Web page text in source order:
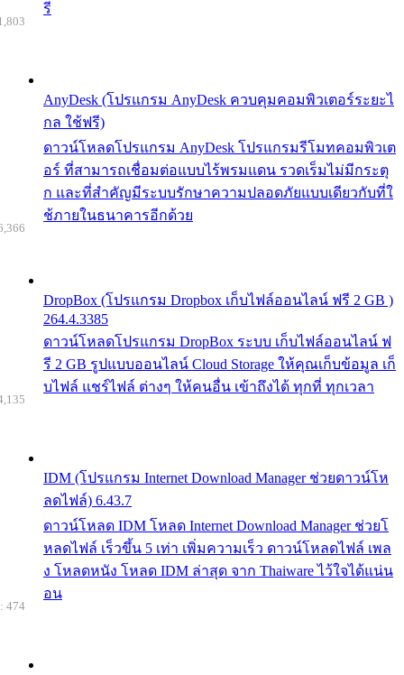
รี
AnyDesk (โปรแกรม AnyDesk ควบคุมคอมพิวเตอร์ระยะไ
กล ใช้ฟรี)
ดาวน์โหลดโปรแกรม AnyDesk โปรแกรมรีโมทคอมพิวเต
อร์ ที่สามารถเชื่อมต่อแบบไร้พรมแดน รวดเร็มไม่มีกระตุ
ก และที่สำคัญมีระบบรักษาความปลอดภัยแบบเดียวกับที่ใ
ช้ภายในธนาคารอีกด้วย
DropBox (โปรแกรม Dropbox เก็บไฟล์ออนไลน์ ฟรี 2 GB )
264.4.3385
ดาวน์โหลดโปรแกรม DropBox ระบบ เก็บไฟล์ออนไลน์ ฟ
รี 2 GB รูปแบบออนไลน์ Cloud Storage ให้คุณเก็บข้อมูล เก็
บไฟล์ แชร์ไฟล์ ต่างๆ ให้คนอื่น เข้าถึงได้ ทุกที่ ทุกเวลา
IDM (โปรแกรม Internet Download Manager ช่วยดาวน์โห
ลดไฟล์) 6.43.7
ดาวน์โหลด IDM โหลด Internet Download Manager ช่วยโ
หลดไฟล์ เร็วขึ้น 5 เท่า เพิ่มความเร็ว ดาวน์โหลดไฟล์ เพล
ง โหลดหนัง โหลด IDM ล่าสุด จาก Thaiware ไว้ใจได้แน่น
อน
474